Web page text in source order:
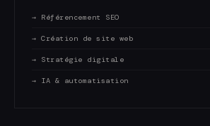
→ Référencement SEO
→ Création de site web
→ Stratégie digitale
→ IA & automatisation